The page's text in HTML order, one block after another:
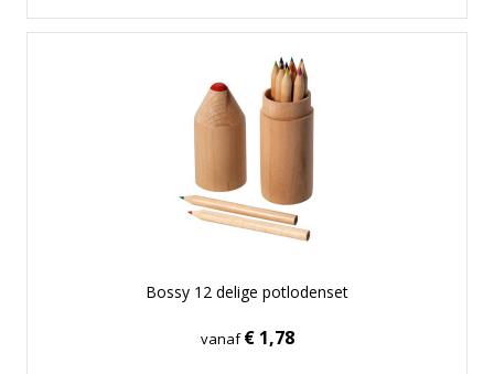
Bossy 12 delige potlodenset
vanaf€ 1,78